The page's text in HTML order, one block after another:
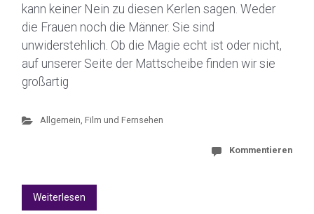
kann keiner Nein zu diesen Kerlen sagen. Weder
die Frauen noch die Männer. Sie sind
unwiderstehlich. Ob die Magie echt ist oder nicht,
auf unserer Seite der Mattscheibe finden wir sie
großartig
Allgemein, Film und Fernsehen
Kommentieren
Weiterlesen